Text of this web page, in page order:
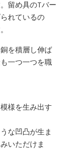
留め具のTバー
れているの
を積層し伸ば
一つ一つを職
様を生み出す
な凹凸が生ま
いただけま